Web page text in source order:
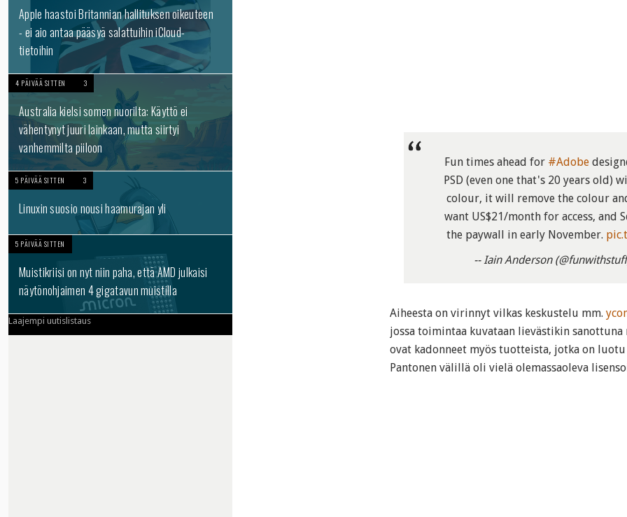
Apple haastoi Britannian hallituksen oikeuteen
- ei aio antaa pääsyä salattuihin iCloud-
tietoihin
4 PÄIVÄÄ SITTEN 3
Australia kielsi somen nuorilta: Käyttö ei
vähentynyt juuri lainkaan, mutta siirtyi
vanhemmilta piiloon
5 PÄIVÄÄ SITTEN 3
Linuxin suosio nousi haamurajan yli
5 PÄIVÄÄ SITTEN
Muistikriisi on nyt niin paha, että AMD julkaisi
näytönohjaimen 4 gigatavun muistilla
Laajempi uutislistaus
Fun times ahead for #Adobe
PSD (even one that's 20 years old)
colour, it will remove the colour
want US$21/month for access, and
the paywall in early November.
-- Iain Anderson
Aiheesta on virinnyt vilkas keskustelu mm.
jossa toimintaa kuvataan lievästikin
ovat kadonneet myös tuotteista, jotka on
Pantonen välillä oli vielä olemassaoleva